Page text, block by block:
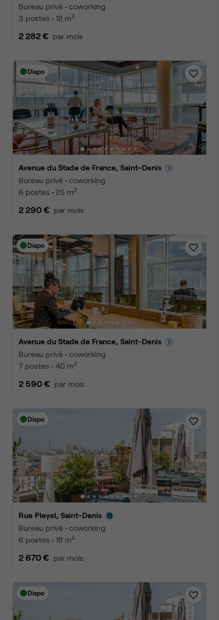
Bureau privé • coworking
3 postes • 12 m2
2 282 € par mois
Dispo
Avenue du Stade de France, Saint-Denis
Bureau privé • coworking
6 postes • 25 m2
2 290 € par mois
Dispo
Avenue du Stade de France, Saint-Denis
Bureau privé • coworking
7 postes • 40 m2
2 590 € par mois
Dispo
Rue Pleyel, Saint-Denis
Bureau privé • coworking
6 postes • 18 m2
2 670 € par mois
Dispo